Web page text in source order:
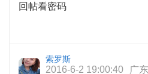
回帖看密码
索罗斯
2016-6-2 19:00:40
广东